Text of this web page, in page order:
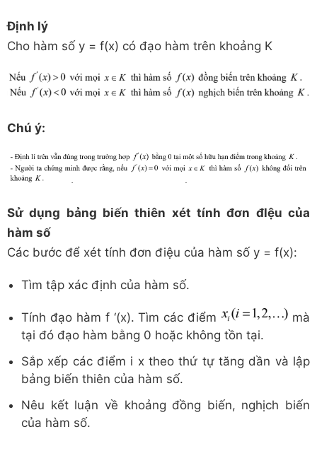
Định lý
Cho hàm số y = f(x) có đạo hàm trên khoảng K
Chú ý:
Sử dụng bảng biến thiên xét tính đơn đlệu của
hàm số
Các bước để xét tính đơn điệu của hàm số y = f(x):
Tìm tập xác định của hàm số.
Tính đạo hàm f ‘(x). Tìm các điểm
mà
tại đó đạo hàm bằng 0 hoặc không tồn tại.
Sắp xếp các điểm i x theo thứ tự tăng dần và lập
bảng biến thiên của hàm số.
Nêu kết luận về khoảng đồng biến, nghịch biến
của hàm số.